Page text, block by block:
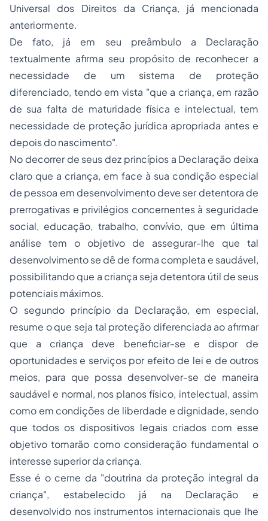
Universal dos Direitos da Criança, já mencionada
anteriormente.
De fato, já em seu preâmbulo a Declaração
textualmente afirma seu propósito de reconhecer a
necessidade de um sistema de proteção
diferenciado, tendo em vista "que a criança, em razão
de sua falta de maturidade física e intelectual, tem
necessidade de proteção jurídica apropriada antes e
depois do nascimento".
No decorrer de seus dez princípios a Declaração deixa
claro que a criança, em face à sua condição especial
de pessoa em desenvolvimento deve ser detentora de
prerrogativas e privilégios concernentes à seguridade
social, educação, trabalho, convívio, que em última
análise tem o objetivo de assegurar-lhe que tal
desenvolvimento se dê de forma completa e saudável,
possibilitando que a criança seja detentora útil de seus
potenciais máximos.
O segundo princípio da Declaração, em especial,
resume o que seja tal proteção diferenciada ao afirmar
que a criança deve beneficiar-se e dispor de
oportunidades e serviços por efeito de lei e de outros
meios, para que possa desenvolver-se de maneira
saudável e normal, nos planos físico, intelectual, assim
como em condições de liberdade e dignidade, sendo
que todos os dispositivos legais criados com esse
objetivo tomarão como consideração fundamental o
interesse superior da criança.
Esse é o cerne da "doutrina da proteção integral da
criança", estabelecido já na Declaração e
desenvolvido nos instrumentos internacionais que lhe